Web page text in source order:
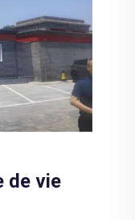
de vie